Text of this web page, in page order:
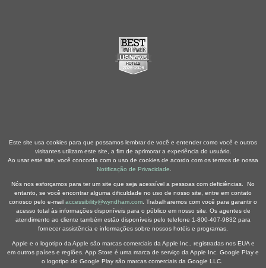
Este site usa cookies para que possamos lembrar de você e entender como você e outros
visitantes utilizam este site, a fim de aprimorar a experiência do usuário.
Ao usar este site, você concorda com o uso de cookies de acordo com os termos de nossa
Notificação de Privacidade
Nós nos esforçamos para ter um site que seja acessível a pessoas com deficiências. No
entanto, se você encontrar alguma dificuldade no uso de nosso site, entre em contato
conosco pelo e-mail accessibility@wyndham.com . Trabalharemos com você para garantir o
acesso total às informações disponíveis para o público em nosso site. Os agentes de
atendimento ao cliente também estão disponíveis pelo telefone 1-800-407-9832 para
fornecer assistência e informações sobre nossos hotéis e programas.
Apple e o logotipo da Apple são marcas comerciais da Apple Inc., registradas nos EUA e
em outros países e regiões. App Store é uma marca de serviço da Apple Inc. Google Play e
o logotipo do Google Play são marcas comerciais da Google LLC.